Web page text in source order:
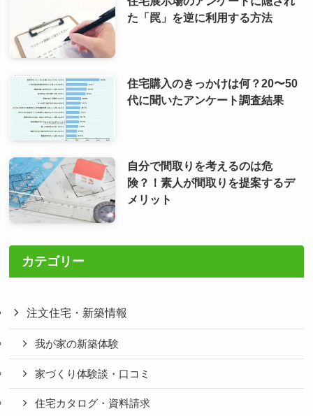
た「罠」を逆に利用する方法
住宅購入のきっかけは何？20〜50
代に聞いたアンケート調査結果
自分で間取りを考えるのは危
険？！素人が間取りを提案するデ
メリット
カテゴリー
注文住宅・新築情報
我が家の新築体験
家づくり体験談・口コミ
住宅カタログ・資料請求